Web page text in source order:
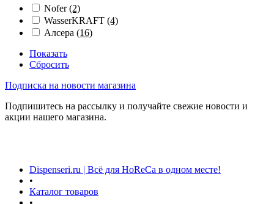
Nofer(2)
WasserKRAFT (4)
Алсера (16)
Показать
Сбросить
Подписка на новости магазина
Подпишитесь на рассылку и получайте свежие новости и
акции нашего магазина.
Dispenseri.ru | Всё для HoReCa в одном месте!
•
Каталог товаров